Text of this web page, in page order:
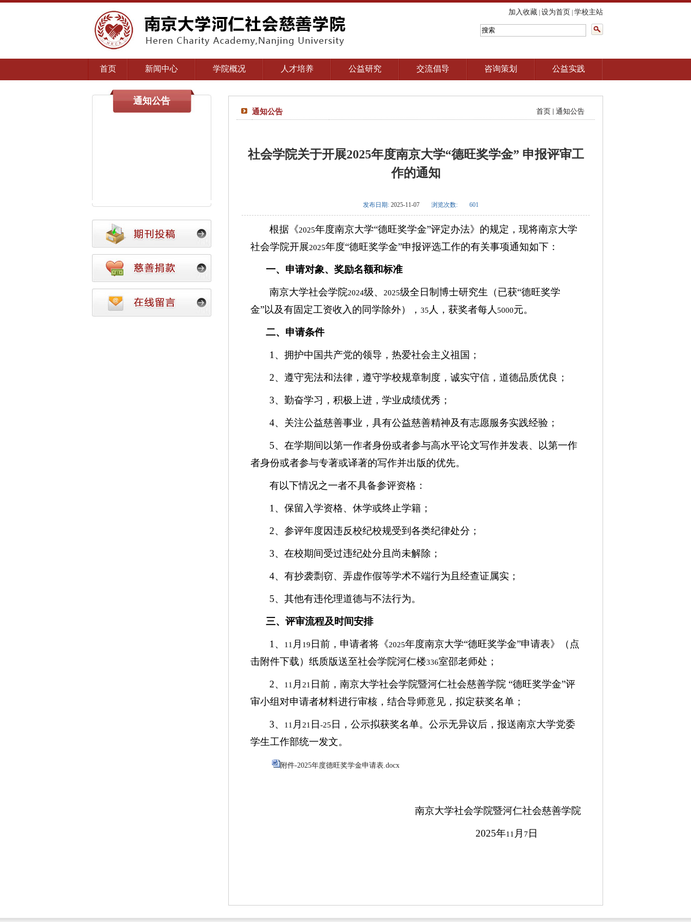
加入收藏 设为首页 学校主站
首页 新闻中心 学院概况 人才培养 公益研究 交流倡导 咨询策划 公益实践
通知公告
通知公告 首页 通知公告
社会学院关于开展2025年度南京大学“德旺奖学金” 申报评审工
作的通知
发布日期: 2025-11-07 浏览次数: 601
根据《2025年度南京大学“德旺奖学金”评定办法》的规定，现将南京大学
社会学院开展2025年度“德旺奖学金”申报评选工作的有关事项通知如下：
一、申请对象、奖励名额和标准
南京大学社会学院2024级、 2025级全日制博士研究生（已获“德旺奖学
金”以及有固定工资收入的同学除外）， 35 人，获奖者每人 5000元。
二、申请条件
1 、拥护中国共产党的领导，热爱社会主义祖国；
2、遵守宪法和法律，遵守学校规章制度，诚实守信，道德品质优良；
3、勤奋学习，积极上进，学业成绩优秀；
4、关注公益慈善事业，具有公益慈善精神及有志愿服务实践经验；
5、在学期间以第一作者身份或者参与高水平论文写作并发表、以第一作
者身份或者参与专著或译著的写作并出版的优先。
有以下情况之一者不具备参评资格：
1 、保留入学资格、休学或终止学籍；
2、参评年度因违反校纪校规受到各类纪律处分；
3、在校期间受过违纪处分且尚未解除；
4、有抄袭剽窃、弄虚作假等学术不端行为且经查证属实；
5、其他有违伦理道德与不法行为。
三、评审流程及时间安排
1 、 11 月 19 日前， 申请者将《2025年度南京大学“德旺奖学金”申请表》（点
击附件下载）纸质版送至社会学院河仁楼336室邵老师处；
2、 11 月 21 日前，南京大学社会学院暨河仁社会慈善学院 “德旺奖学金”评
审小组对申请者材料进行审核，结合导师意见，拟定获奖名单；
3、 11 月 21 日 -25 日，公示拟获奖名单。公示无异议后，报送南京大学党委
学生工作部统一发文。
附件-2025年度德旺奖学金申请表.docx
南京大学社会学院暨河仁社会慈善学院
2025年11 月 7 日